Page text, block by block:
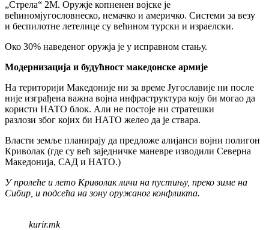
„Стрела“ 2М. Оружје копненен војске је
већиномјугословнеско, немачко и америчко. Системи за везу
и беспилотне летелице су већином турски и израелски.
Око 30% наведеног оружја је у исправном стању.
Модернизација и будућност македонске армије
На територији Македоније ни за време Југославије ни после
није изграђена важна војна инфраструктура коју би могао да
користи НАТО блок. Али не постоје ни стратешки
разлози због којих би НАТО желео да је ствара.
Власти земље планирају да предложе алијанси војни полигон
Криволак (где су већ заједничке маневре изводили Северна
Македонија, САД и НАТО.)
У пролеће и лето Криволак личи на пустињу, преко зиме на
Сибир, и подсећа на зону оружаног конфликта.
kurir.mk